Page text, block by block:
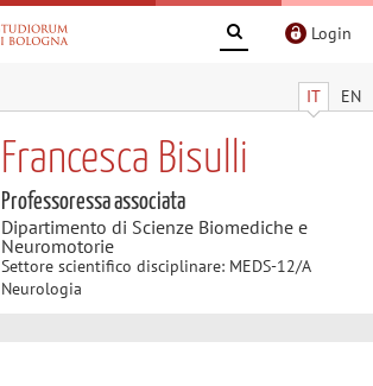
Login
IT EN
Francesca Bisulli
Professoressa associata
Dipartimento di Scienze Biomediche e
Neuromotorie
Settore scientifico disciplinare: MEDS-12/A
Neurologia